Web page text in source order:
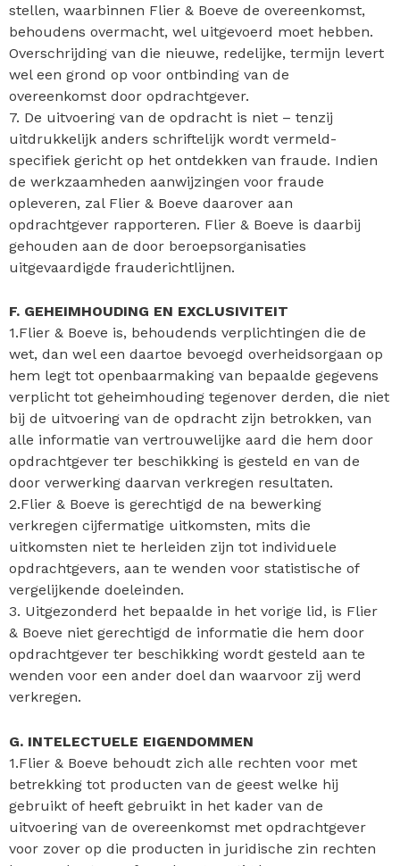
stellen, waarbinnen Flier & Boeve de overeenkomst,
behoudens overmacht, wel uitgevoerd moet hebben.
Overschrijding van die nieuwe, redelijke, termijn levert
wel een grond op voor ontbinding van de
overeenkomst door opdrachtgever.
7. De uitvoering van de opdracht is niet – tenzij
uitdrukkelijk anders schriftelijk wordt vermeld-
specifiek gericht op het ontdekken van fraude. Indien
de werkzaamheden aanwijzingen voor fraude
opleveren, zal Flier & Boeve daarover aan
opdrachtgever rapporteren. Flier & Boeve is daarbij
gehouden aan de door beroepsorganisaties
uitgevaardigde frauderichtlijnen.
F. GEHEIMHOUDING EN EXCLUSIVITEIT
1.Flier & Boeve is, behoudends verplichtingen die de
wet, dan wel een daartoe bevoegd overheidsorgaan op
hem legt tot openbaarmaking van bepaalde gegevens
verplicht tot geheimhouding tegenover derden, die niet
bij de uitvoering van de opdracht zijn betrokken, van
alle informatie van vertrouwelijke aard die hem door
opdrachtgever ter beschikking is gesteld en van de
door verwerking daarvan verkregen resultaten.
2.Flier & Boeve is gerechtigd de na bewerking
verkregen cijfermatige uitkomsten, mits die
uitkomsten niet te herleiden zijn tot individuele
opdrachtgevers, aan te wenden voor statistische of
vergelijkende doeleinden.
3. Uitgezonderd het bepaalde in het vorige lid, is Flier
& Boeve niet gerechtigd de informatie die hem door
opdrachtgever ter beschikking wordt gesteld aan te
wenden voor een ander doel dan waarvoor zij werd
verkregen.
G. INTELECTUELE EIGENDOMMEN
1.Flier & Boeve behoudt zich alle rechten voor met
betrekking tot producten van de geest welke hij
gebruikt of heeft gebruikt in het kader van de
uitvoering van de overeenkomst met opdrachtgever
voor zover op die producten in juridische zin rechten